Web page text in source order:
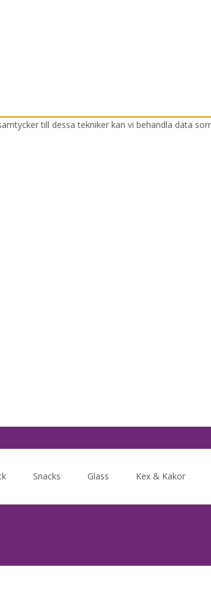
till dessa tekniker kan vi behandla data
Snacks Glass Kex & Kakor